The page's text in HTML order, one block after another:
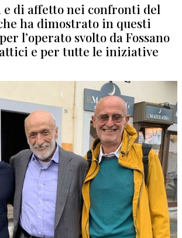
e di affetto nei confronti del
ha dimostrato in questi
l’operato svolto da Fossano
e per tutte le iniziative